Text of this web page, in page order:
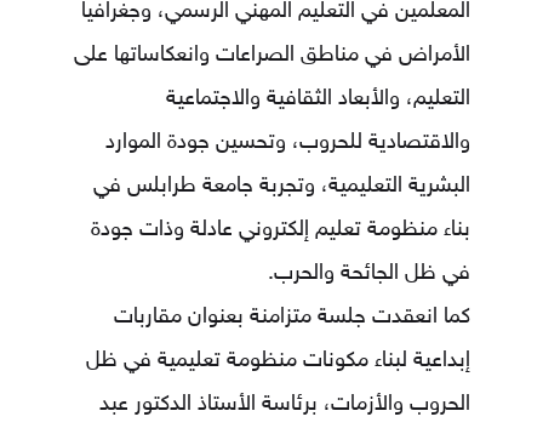
المعلمين في التعليم المهني الرسمي، وجغرافيا
الأمراض في مناطق الصراعات وانعكاساتها على
التعليم، والأبعاد الثقافية والاجتماعية
والاقتصادية للحروب، وتحسين جودة الموارد
البشرية التعليمية، وتجربة جامعة طرابلس في
بناء منظومة تعليم إلكتروني عادلة وذات جودة
في ظل الجائحة والحرب.
كما انعقدت جلسة متزامنة بعنوان مقاربات
إبداعية لبناء مكونات منظومة تعليمية في ظل
الحروب والأزمات، برئاسة الأستاذ الدكتور عبد